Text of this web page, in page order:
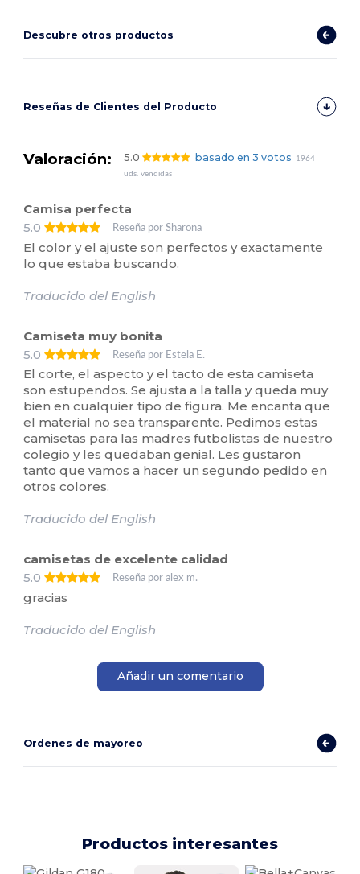
Descubre otros productos
Reseñas de Clientes del Producto
Valoración: 5.0 basado en 3 votos
1964
uds. vendidas
Camisa perfecta
5.0
Reseña por Sharona
El color y el ajuste son perfectos y exactamente
lo que estaba buscando.
Traducido del English
Camiseta muy bonita
5.0
Reseña por Estela E.
El corte, el aspecto y el tacto de esta camiseta
son estupendos. Se ajusta a la talla y queda muy
bien en cualquier tipo de figura. Me encanta que
el material no sea transparente. Pedimos estas
camisetas para las madres futbolistas de nuestro
colegio y les quedaban genial. Les gustaron
tanto que vamos a hacer un segundo pedido en
otros colores.
Traducido del English
camisetas de excelente calidad
5.0
Reseña por alex m.
gracias
Traducido del English
Añadir un comentario
Ordenes de mayoreo
Productos interesantes